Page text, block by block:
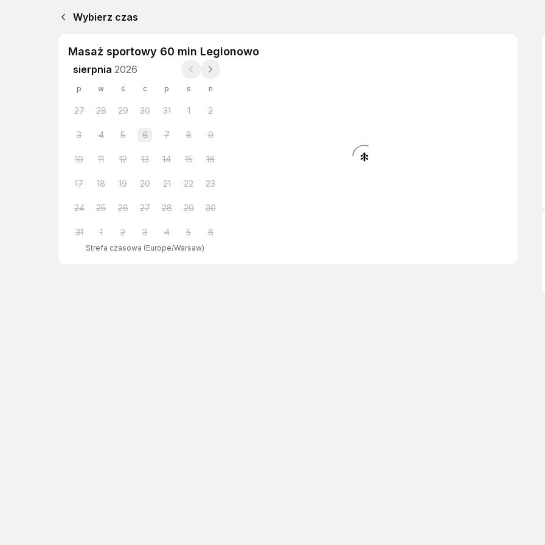
Wybierz czas
Masaż sportowy 60 min Legionowo
sierpnia 2026
p w ś c p s n
27 28 29 30 31 1 2
3 4 5 6 7 8 9
10 11 12 13 14 15 16
17 18 19 20 21 22 23
24 25 26 27 28 29 30
31 1 2 3 4 5 6
Strefa czasowa (Europe/Warsaw)